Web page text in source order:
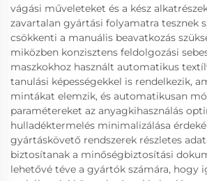
vágási műveleteket és a kész
zavartalan gyártási folyamatra tesznek
csökkenti a manuális beavatkozás
miközben konzisztens feldolgozási
maszkokhoz használt automatikus
tanulási képességekkel is rendelkezik,
mintákat elemzik, és automatikusan
paramétereket az anyagkihasználás
hulladéktermelés minimalizálása
gyártáskövető rendszerek részletes
biztosítanak a minőségbiztosítási
lehetővé téve a gyártók számára, hogy